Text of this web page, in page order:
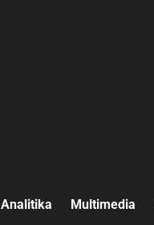
Analitika Multimedia